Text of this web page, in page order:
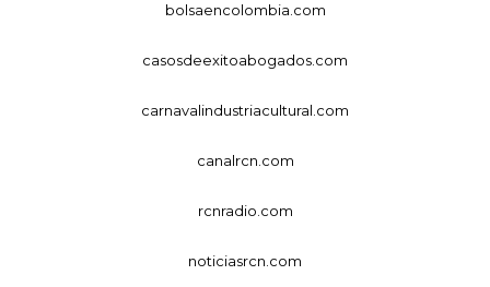
bolsaencolombia.com
casosdeexitoabogados.com
carnavalindustriacultural.com
canalrcn.com
rcnradio.com
noticiasrcn.com